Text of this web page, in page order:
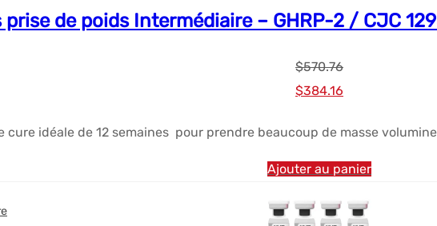
prise de poids Intermédiaire – GHRP-2 / CJC
$570.76
Le
initial
était :
$384.16
actuel
est :
cure idéale de 12 semaines pour prendre beaucoup de masse
Ajouter au panier